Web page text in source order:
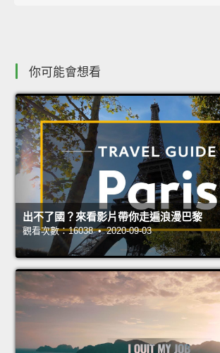
你可能會想看
出不了國？來看影片帶你走遍浪漫巴黎
觀看次數：16038 • 2020-09-03